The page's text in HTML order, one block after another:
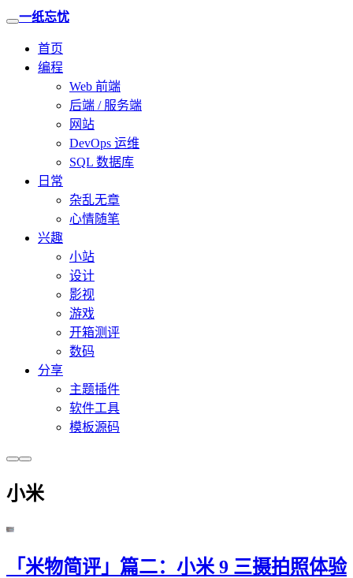
一纸忘忧
首页
编程
Web 前端
后端 / 服务端
网站
DevOps 运维
SQL 数据库
日常
杂乱无章
心情随笔
兴趣
小站
设计
影视
游戏
开箱测评
数码
分享
主题插件
软件工具
模板源码
小米
「米物简评」篇二：小米 9 三摄拍照体验